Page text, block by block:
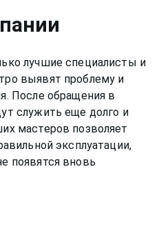
лучшие специалисты и
выявят проблему и
После обращения в
служить еще долго и
мастеров позволяет
эксплуатации,
появятся вновь